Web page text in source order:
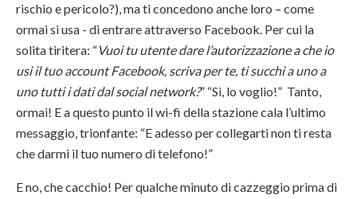
rischio e pericolo?), ma ti concedono anche loro – come
ormai si usa - di entrare attraverso Facebook. Per cui la
solita tiritera: “Vuoi tu utente dare l’autorizzazione a che io
usi il tuo account Facebook, scriva per te, ti succhi a uno a
uno tutti i dati dal social network?” “Sì, lo voglio!” Tanto,
ormai! E a questo punto il wi-fi della stazione cala l’ultimo
messaggio, trionfante: “E adesso per collegarti non ti resta
che darmi il tuo numero di telefono!”
E no, che cacchio! Per qualche minuto di cazzeggio prima di